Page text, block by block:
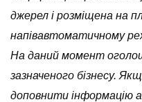
джерел і розміщена на
напівавтоматичному
На даний момент
зазначеного бізнесу.
доповнити інформацію